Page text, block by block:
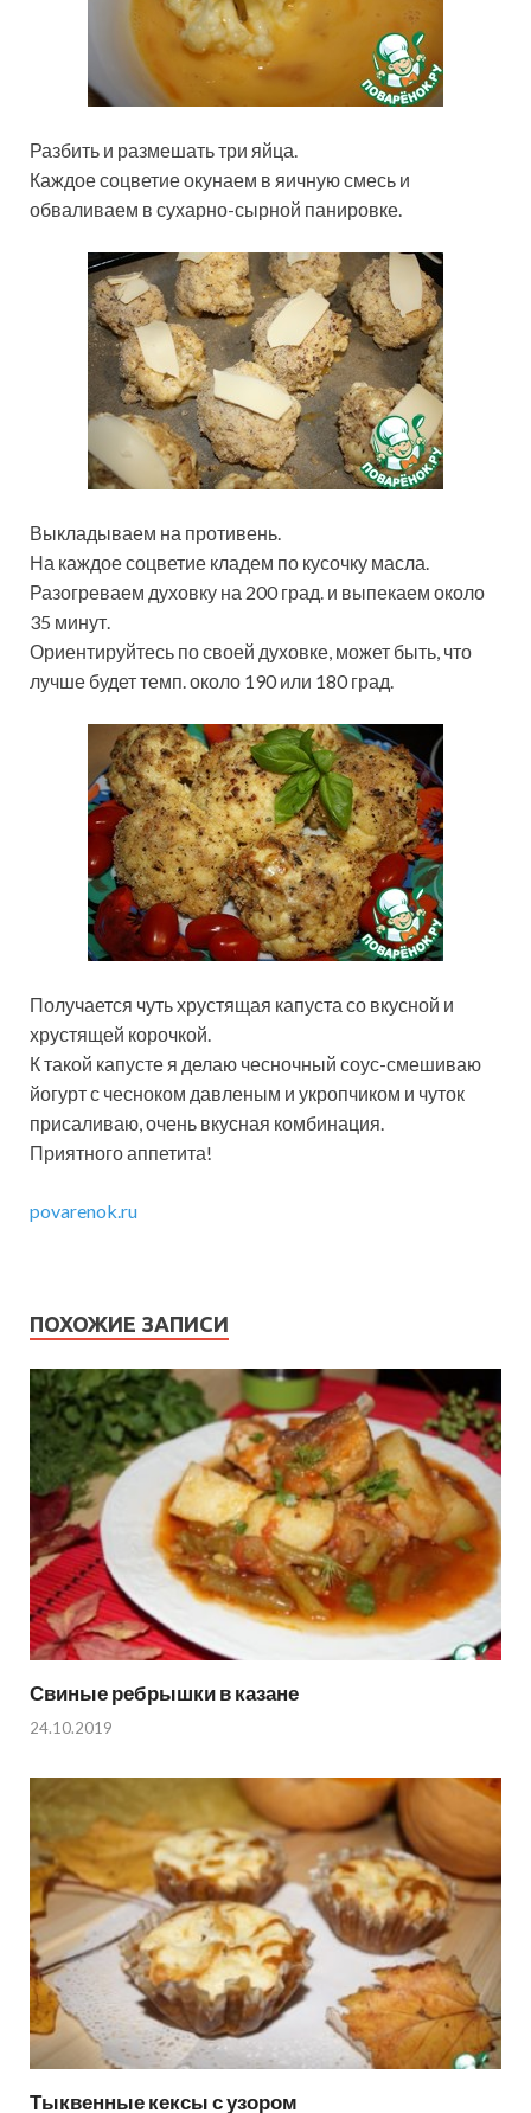
Разбить и размешать три яйца.
Каждое соцветие окунаем в яичную смесь и
обваливаем в сухарно-сырной панировке.
Выкладываем на противень.
На каждое соцветие кладем по кусочку масла.
Разогреваем духовку на 200 град. и выпекаем около
35 минут.
Ориентируйтесь по своей духовке, может быть, что
лучше будет темп. около 190 или 180 град.
Получается чуть хрустящая капуста со вкусной и
хрустящей корочкой.
К такой капусте я делаю чесночный соус-смешиваю
йогурт с чесноком давленым и укропчиком и чуток
присаливаю, очень вкусная комбинация.
Приятного аппетита!
povarenok.ru
ПОХОЖИЕ ЗАПИСИ
Свиные ребрышки в казане
24.10.2019
Тыквенные кексы с узором